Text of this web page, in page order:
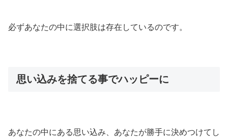
必ずあなたの中に選択肢は存在しているのです。
思い込みを捨てる事でハッピーに
あなたの中にある思い込み、あなたが勝手に決めつけてし